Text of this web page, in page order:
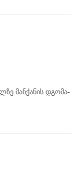
მანქანის დგომა-